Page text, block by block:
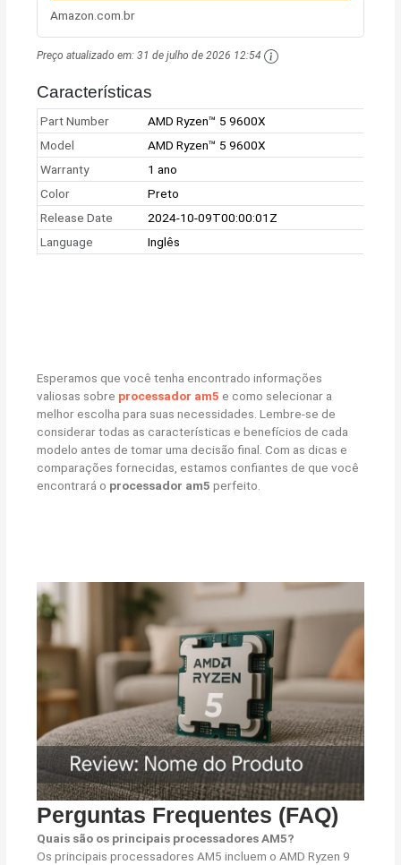
Amazon.com.br
Preço atualizado em:31 de julho de 2026 12:54
Características
Part Number
AMD Ryzen™ 5 9600X
Model
AMD Ryzen™ 5 9600X
Warranty
1 ano
Color
Preto
Release Date
2024-10-09T00:00:01Z
Language
Inglês
Esperamos que você tenha encontrado informações
valiosas sobre processador am5 e como selecionar a
melhor escolha para suas necessidades. Lembre-se de
considerar todas as características e benefícios de cada
modelo antes de tomar uma decisão final. Com as dicas e
comparações fornecidas, estamos confiantes de que você
encontrará o processador am5 perfeito.
Perguntas Frequentes (FAQ)
Quais são os principais processadores AM5?
Os principais processadores AM5 incluem o AMD Ryzen 9